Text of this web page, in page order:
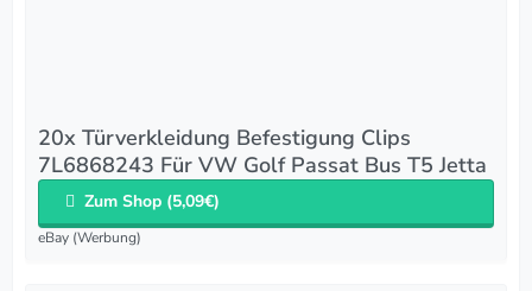
20x Türverkleidung Befestigung Clips
7L6868243 Für VW Golf Passat Bus T5 Jetta
Zum Shop (5,09€)
eBay (Werbung)